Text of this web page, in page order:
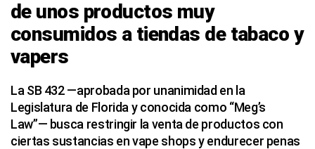
de unos productos muy
consumidos a tiendas de tabaco y
vapers
La SB 432 —aprobada por unanimidad en la
Legislatura de Florida y conocida como “Meg’s
Law”— busca restringir la venta de productos con
ciertas sustancias en vape shops y endurecer penas